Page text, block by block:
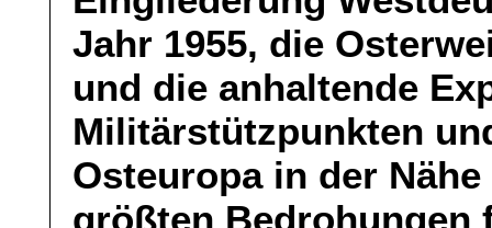
Jahr 1955, die
und die anhaltende
Militärstützpunkten
Osteuropa in der
größten Bedrohungen